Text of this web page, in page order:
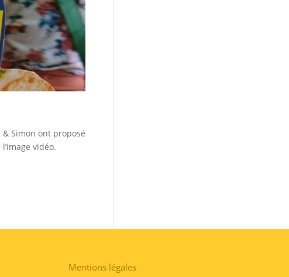
& Simon ont proposé
vidéo.
Mentions légales